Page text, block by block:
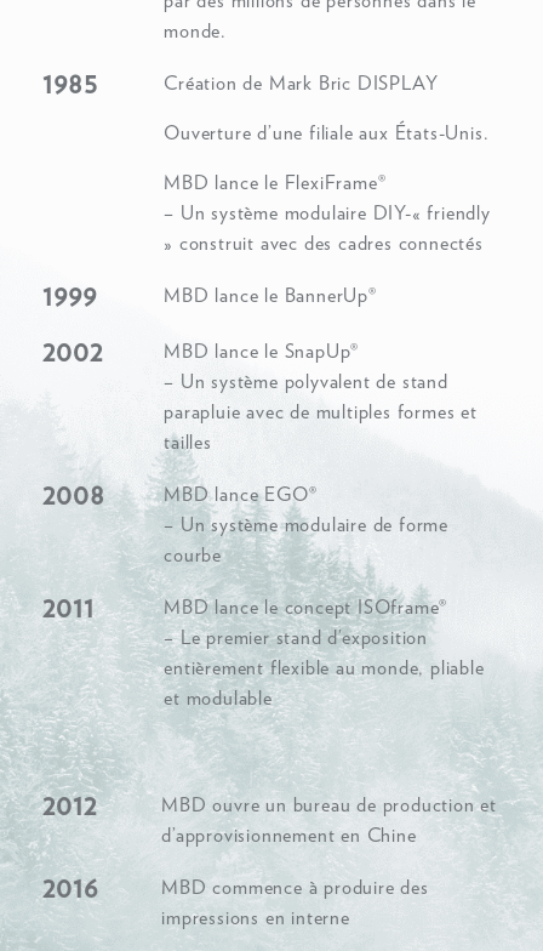
monde.
1985 Création de Mark Bric DISPLAY
Ouverture d’une filiale aux États-Unis.
MBD lance le FlexiFrame®
– Un système modulaire DIY-« friendly
» construit avec des cadres connectés
1999 MBD lance le BannerUp®
2002
MBD lance le SnapUp®
– Un système polyvalent de stand
parapluie avec de multiples formes et
tailles
2008
MBD lance EGO®
– Un système modulaire de forme
courbe
2011
MBD lance le concept ISOframe®
– Le premier stand d’exposition
entièrement flexible au monde, pliable
et modulable
2012
MBD ouvre un bureau de production et
d’approvisionnement en Chine
2016
MBD commence à produire des
impressions en interne